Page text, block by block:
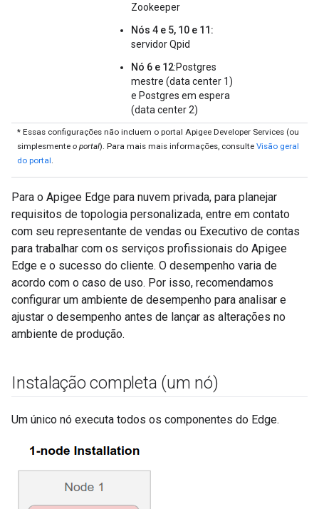
Zookeeper
Nós 4 e 5, 10 e 11:
servidor Qpid
Nó 6 e 12:Postgres
mestre (data center 1)
e Postgres em espera
(data center 2)
* Essas configurações não incluem o portal Apigee Developer Services (ou
simplesmente o portal). Para mais mais informações, consulte Visão geral
do portal.
Para o Apigee Edge para nuvem privada, para planejar
requisitos de topologia personalizada, entre em contato
com seu representante de vendas ou Executivo de contas
para trabalhar com os serviços profissionais do Apigee
Edge e o sucesso do cliente. O desempenho varia de
acordo com o caso de uso. Por isso, recomendamos
configurar um ambiente de desempenho para analisar e
ajustar o desempenho antes de lançar as alterações no
ambiente de produção.
Instalação completa (um nó)
Um único nó executa todos os componentes do Edge.